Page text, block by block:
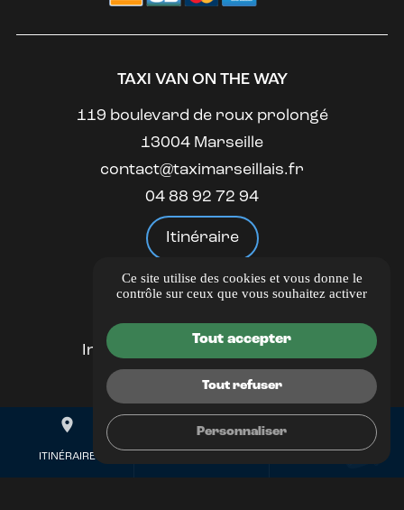
place
ITINÉRAIRE
mail
TAXI VAN ON THE WAY
119 boulevard de roux prolongé
13004 Marseille
contact@taximarseillais.fr
04 88 92 72 94
Itinéraire
LIENS UTILES
Guide Local
Informations complémentaires
Mentions légales
Politique de confidentialité
Gestion des cookies
Ce site utilise des cookies et vous donne le
contrôle sur ceux que vous souhaitez activer
Tout accepter
Tout refuser
Personnaliser